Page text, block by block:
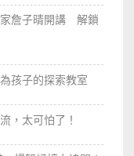
家詹子晴開講 解鎖
孩子的探索教室
，太可怕了！